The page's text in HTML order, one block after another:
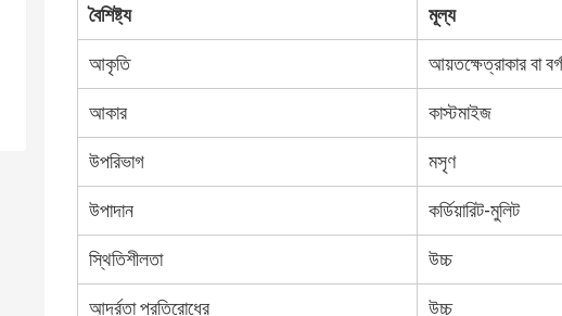
বৈশিষ্ট্য মূল্য
আকৃতি আয়তক্ষেত্রাকার বা
আকার কাস্টমাইজ
উপরিভাগ মসৃণ
উপাদান কর্ডিয়ারিট-মুলিট
স্থিতিশীলতা উচ্চ
আর্দ্রতা প্রতিরোধের উচ্চ